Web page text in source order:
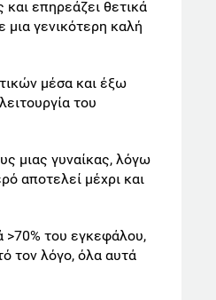
και επηρεάζει θετικά
γενικότερη καλή
μέσα και έξω
του
μιας γυναίκας, λόγω
αποτελεί μέχρι και
>70% του εγκεφάλου,
τον λόγο, όλα αυτά